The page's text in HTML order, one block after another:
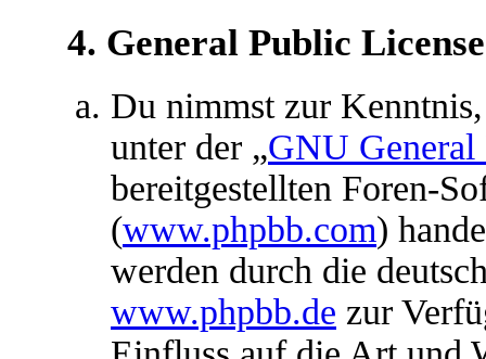
4. General Public License
Du nimmst zur
unter der „GNU
bereitgestellten Foren-
(www.phpbb.com)
werden durch die
www.phpbb.de zur